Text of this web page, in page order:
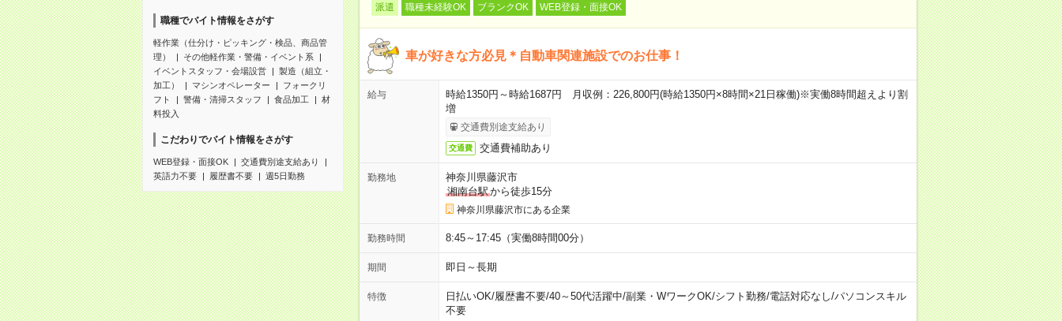
職種でバイト情報をさがす
軽作業（仕分け・ピッキング・検品、商品管
理）
その他軽作業・警備・イベント系
イベントスタッフ・会場設営
製造（組立・
加工）
マシンオペレーター
フォークリ
フト
警備・清掃スタッフ 食品加工
材
料投入
こだわりでバイト情報をさがす
WEB登録・面接OK
交通費別途支給あり
英語力不要
履歴書不要 週5日勤務
派遣 職種未経験OK ブランクOK WEB登録・面接OK
車が好きな方必見＊自動車関連施設でのお仕事！
給与
時給1350円～時給1687円 月収例：226,800円(時給1350円×8時間×21日稼働)※実働8時間超えより割
増
交通費別途支給あり
交通費 交通費補助あり
勤務地
神奈川県藤沢市
湘南台駅から徒歩15分
神奈川県藤沢市にある企業
勤務時間 8:45～17:45（実働8時間00分）
期間 即日～長期
特徴 日払いOK/履歴書不要/40～50代活躍中/副業・WワークOK/シフト勤務/電話対応なし/パソコンスキル
不要